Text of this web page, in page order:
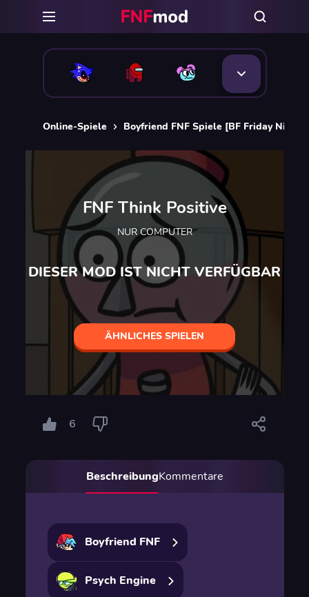
Online-Spiele Boyfriend FNF Spiele [BF Friday Night
FNF Think Positive
NUR COMPUTER
DIESER MOD IST NICHT VERFÜGBAR
ÄHNLICHES SPIELEN
6
BeschreibungKommentare
Boyfriend FNF
Psych Engine